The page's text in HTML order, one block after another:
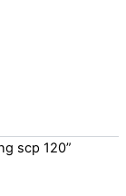
scp 120”